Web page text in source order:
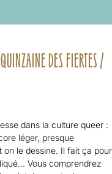
DES FIERTES /
dans la culture queer :
léger, presque
on le dessine. Il fait ça pour
Vous comprendrez